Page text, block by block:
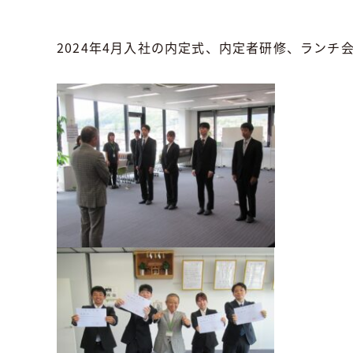
2024年4月入社の内定式、内定者研修、ランチ